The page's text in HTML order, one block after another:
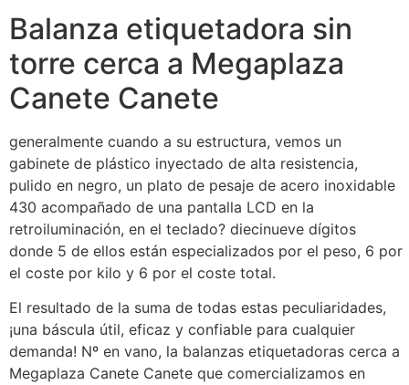
Balanza etiquetadora sin
torre cerca a Megaplaza
Canete Canete
generalmente cuando a su estructura, vemos un
gabinete de plástico inyectado de alta resistencia,
pulido en negro, un plato de pesaje de acero inoxidable
430 acompañado de una pantalla LCD en la
retroiluminación, en el teclado? diecinueve dígitos
donde 5 de ellos están especializados por el peso, 6 por
el coste por kilo y 6 por el coste total.
El resultado de la suma de todas estas peculiaridades,
¡una báscula útil, eficaz y confiable para cualquier
demanda! Nº en vano, la balanzas etiquetadoras cerca a
Megaplaza Canete Canete que comercializamos en